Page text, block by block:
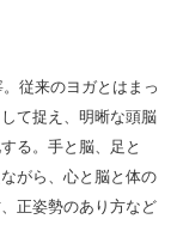
従来のヨガとはまっ
て捉え、明晰な頭脳
る。手と脳、足と
がら、心と脳と体の
正姿勢のあり方など